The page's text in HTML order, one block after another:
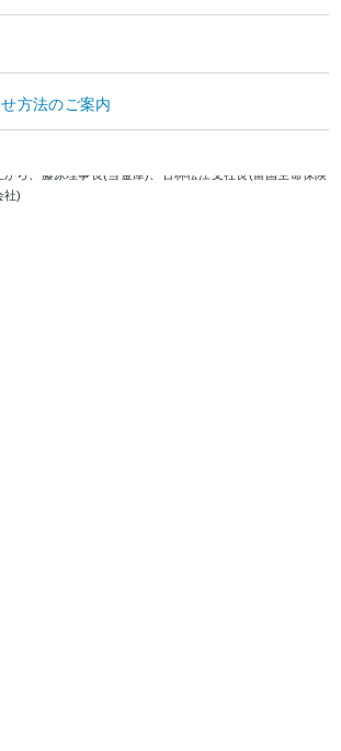
方法のご案内
から、藤原理事長(当金庫)、古林松江支社長(富国生命保険
社)